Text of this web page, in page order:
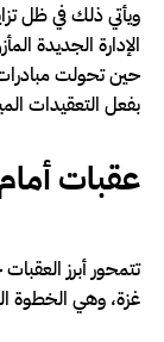
ويأتي ذلك في ظل
الإدارة الجديدة
حين تحولت
بفعل التعقيدات
عقبات
تتمحور أبرز
غزة، وهي الخطوة